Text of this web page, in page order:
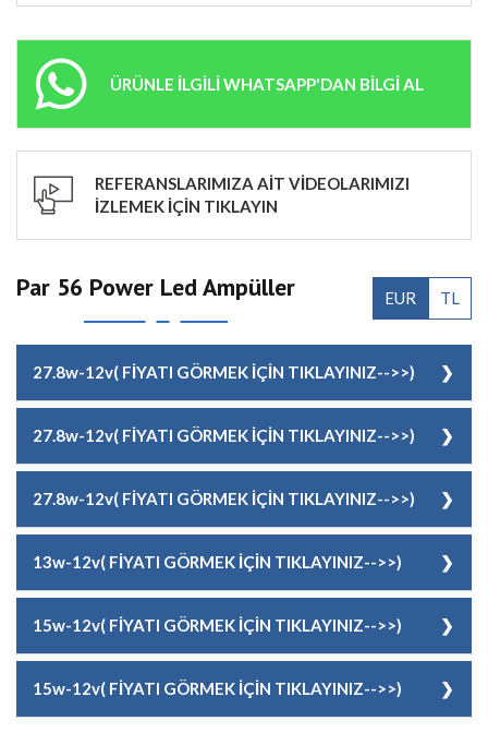
ÜRÜNLE İLGİLİ WHATSAPP'DAN BİLGİ AL
REFERANSLARIMIZA AİT VİDEOLARIMIZI
İZLEMEK İÇİN TIKLAYIN
Par 56 Power Led Ampüller EUR TL
27.8w-12v( FİYATI GÖRMEK İÇİN TIKLAYINIZ-->>)
12519122012
RENK Sıcak Beyaz
118,00 EUR + KDV
27.8w-12v( FİYATI GÖRMEK İÇİN TIKLAYINIZ-->>)
12519122013
RENK Soğuk Beyaz
118,00 EUR + KDV
27.8w-12v( FİYATI GÖRMEK İÇİN TIKLAYINIZ-->>)
12519122014
RENK Doğal Beyaz
118,00 EUR + KDV
13w-12v( FİYATI GÖRMEK İÇİN TIKLAYINIZ-->>)
12519122015
RENK Kırmızı
118,00 EUR + KDV
15w-12v( FİYATI GÖRMEK İÇİN TIKLAYINIZ-->>)
12519122016
RENK Yeşil
15w-12v( FİYATI GÖRMEK İÇİN TIKLAYINIZ-->>)